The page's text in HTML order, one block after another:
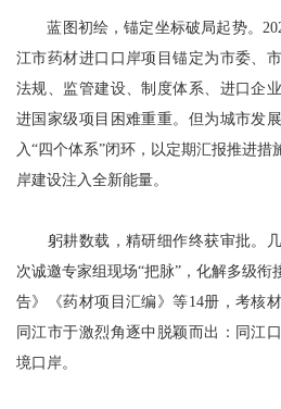
蓝图初绘，锚定坐标破局起势。
江市药材进口口岸项目锚定为市委、
法规、监管建设、制度体系、进口企
进国家级项目困难重重。但为城市发
入“四个体系”闭环，以定期汇报推进措
岸建设注入全新能量。
躬耕数载，精研细作终获审批。几
次诚邀专家组现场“把脉”，化解多级衔
告》《药材项目汇编》等14册，考核
同江市于激烈角逐中脱颖而出：同江
境口岸。